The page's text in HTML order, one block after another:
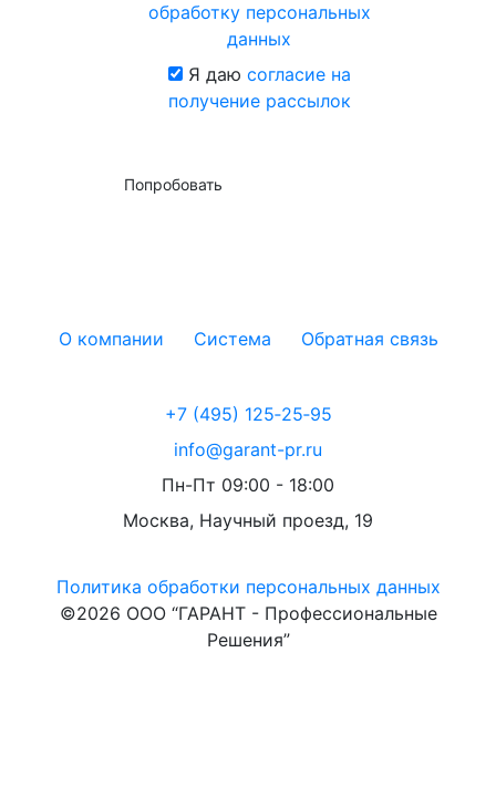
обработку персональных
данных
Я даю согласие на
получение рассылок
Попробовать
О компании Система Обратная связь
+7 (495) 125‑25‑95
info@garant-pr.ru
Пн-Пт 09:00 - 18:00
Москва, Научный проезд, 19
Политика обработки персональных данных
©2026 ООО “ГАРАНТ - Профессиональные
Решения”